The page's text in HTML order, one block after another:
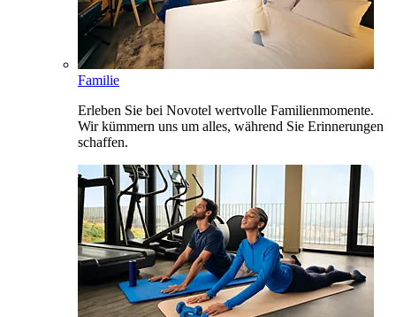
Familie
Erleben Sie bei Novotel wertvolle Familienmomente.
Wir kümmern uns um alles, während Sie Erinnerungen
schaffen.